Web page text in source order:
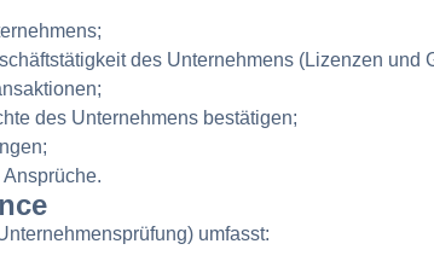
des Unternehmens (Lizenzen und
des Unternehmens bestätigen;
umfasst: